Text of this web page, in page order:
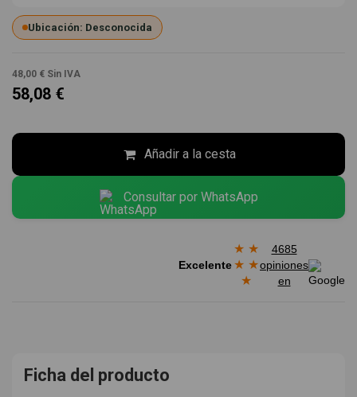
Ubicación: Desconocida
48,00 € Sin IVA
58,08 €
Añadir a la cesta
Consultar por WhatsApp
Excelente
★ ★
★ ★
★
4685
opiniones
en
Ficha del producto